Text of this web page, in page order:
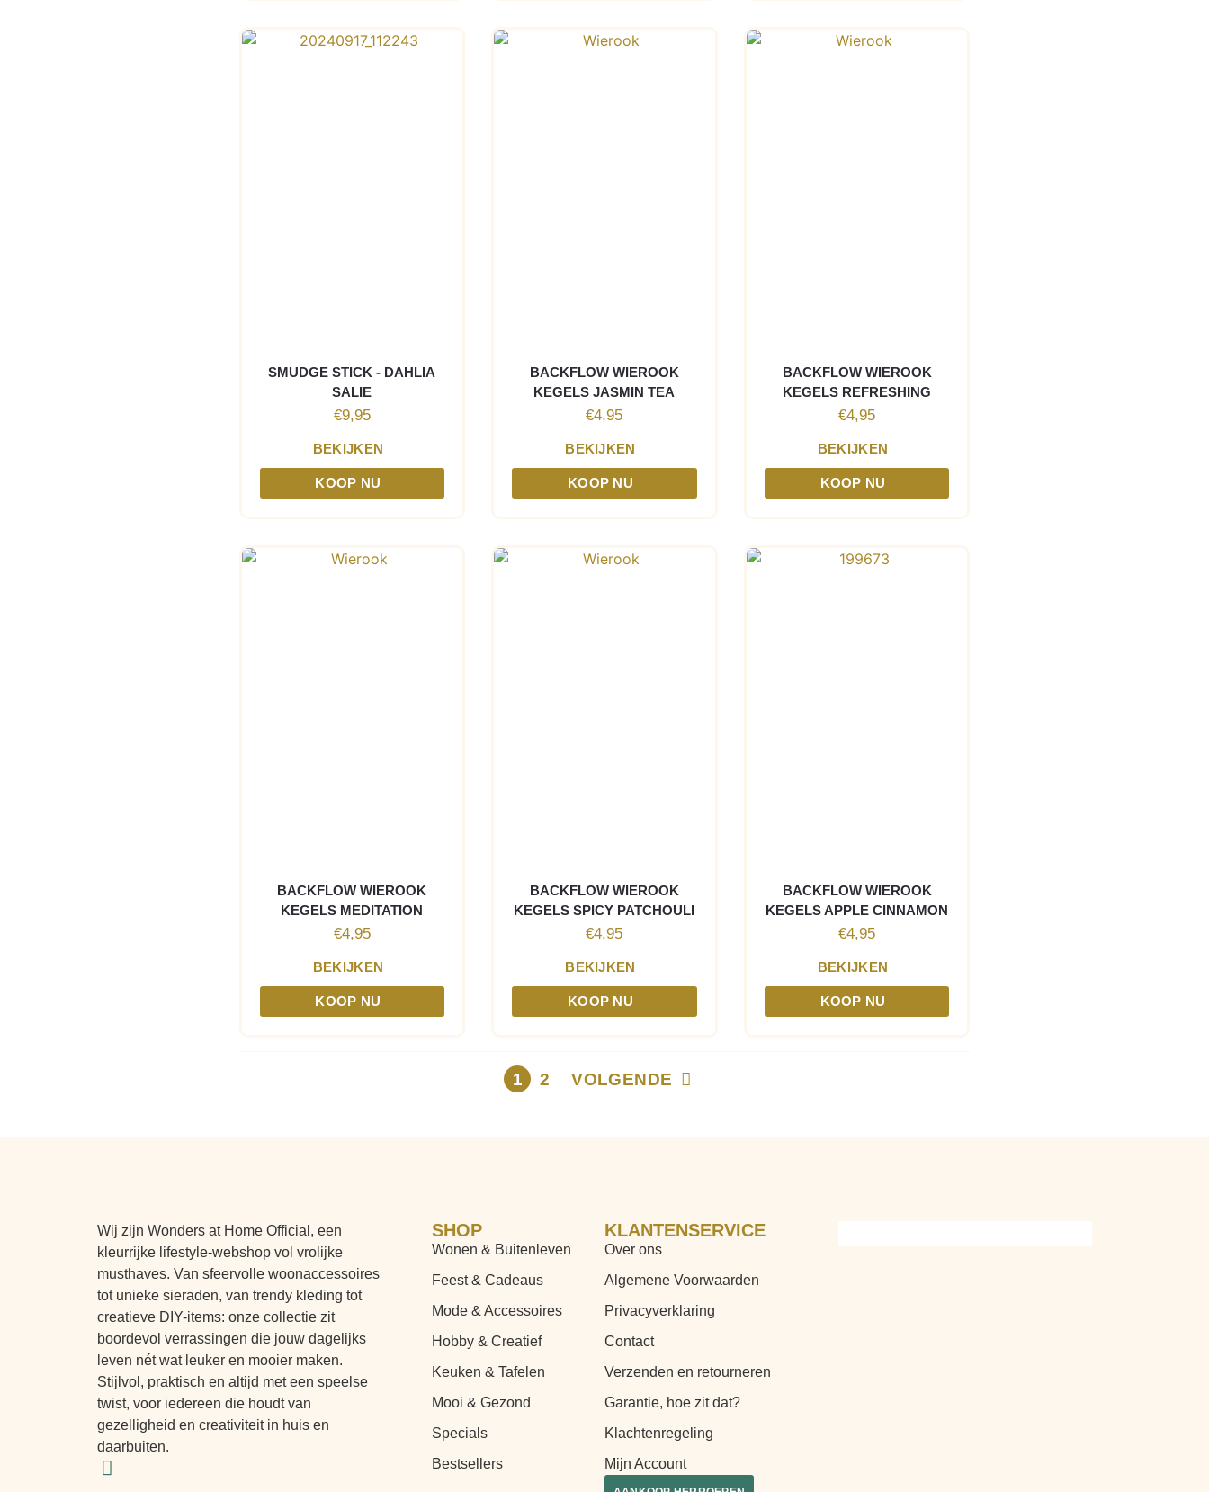
SMUDGE STICK - DAHLIA
SALIE
€9,95
BEKIJKEN
KOOP NU
BACKFLOW WIEROOK
KEGELS JASMIN TEA
€4,95
BEKIJKEN
KOOP NU
BACKFLOW WIEROOK
KEGELS REFRESHING
€4,95
BEKIJKEN
KOOP NU
BACKFLOW WIEROOK
KEGELS MEDITATION
€4,95
BEKIJKEN
KOOP NU
BACKFLOW WIEROOK
KEGELS SPICY PATCHOULI
€4,95
BEKIJKEN
KOOP NU
BACKFLOW WIEROOK
KEGELS APPLE CINNAMON
€4,95
BEKIJKEN
KOOP NU
1 2 VOLGENDE
Wij zijn Wonders at Home Official, een
kleurrijke lifestyle-webshop vol vrolijke
musthaves. Van sfeervolle woonaccessoires
tot unieke sieraden, van trendy kleding tot
creatieve DIY-items: onze collectie zit
boordevol verrassingen die jouw dagelijks
leven nét wat leuker en mooier maken.
Stijlvol, praktisch en altijd met een speelse
twist, voor iedereen die houdt van
gezelligheid en creativiteit in huis en
daarbuiten.
SHOP
Wonen & Buitenleven
Feest & Cadeaus
Mode & Accessoires
Hobby & Creatief
Keuken & Tafelen
Mooi & Gezond
Specials
Bestsellers
KLANTENSERVICE
Over ons
Algemene Voorwaarden
Privacyverklaring
Contact
Verzenden en retourneren
Garantie, hoe zit dat?
Klachtenregeling
Mijn Account